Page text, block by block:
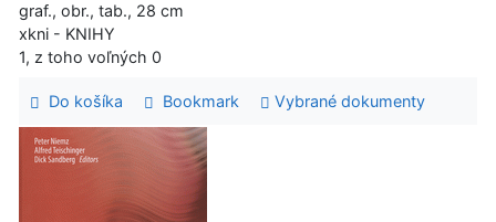
graf., obr., tab., 28 cm
xkni - KNIHY
1, z toho voľných 0
Do košíka Bookmark Vybrané dokumenty